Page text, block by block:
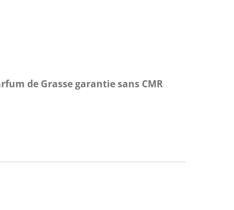
de Grasse garantie sans CMR